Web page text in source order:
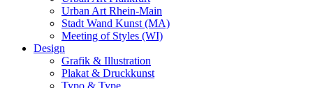
Urban Art Rhein-Main
Stadt Wand Kunst (MA)
Meeting of Styles (WI)
Design
Grafik & Illustration
Plakat & Druckkunst
Typo & Type